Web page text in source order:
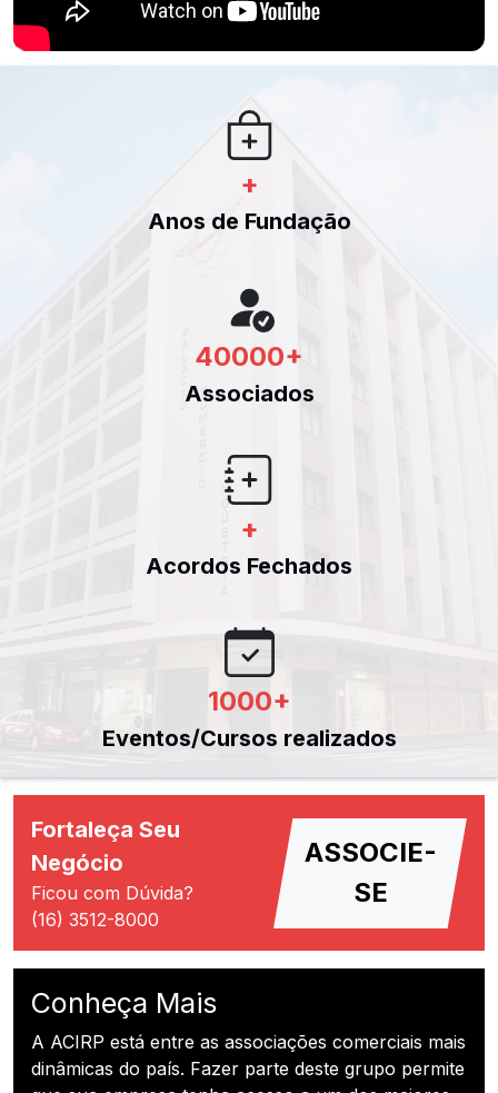
+
Anos de Fundação
40000+
Associados
+
Acordos Fechados
1000+
Eventos/Cursos realizados
Fortaleça Seu
Negócio
Ficou com Dúvida?
(16) 3512-8000
ASSOCIE-
SE
Conheça Mais
A ACIRP está entre as associações comerciais mais
dinâmicas do país. Fazer parte deste grupo permite